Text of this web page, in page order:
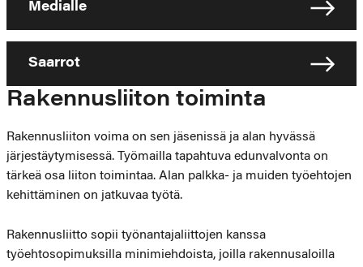
Medialle
Saarrot
Rakennusliiton toiminta
Rakennusliiton voima on sen jäsenissä ja alan hyvässä
järjestäytymisessä. Työmailla tapahtuva edunvalvonta on
tärkeä osa liiton toimintaa. Alan palkka- ja muiden työehtojen
kehittäminen on jatkuvaa työtä.
Rakennusliitto sopii työnantajaliittojen kanssa
työehtosopimuksilla minimiehdoista, joilla rakennusaloilla